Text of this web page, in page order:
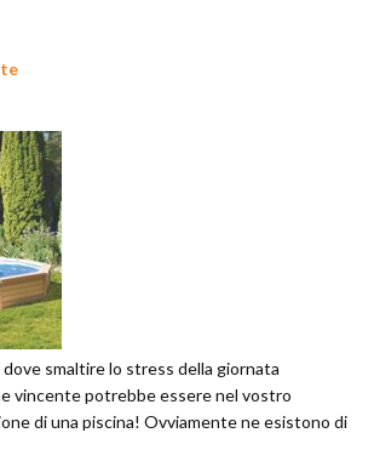
smaltire lo stress della giornata
vincente potrebbe essere nel vostro
di una piscina! Ovviamente ne esistono di